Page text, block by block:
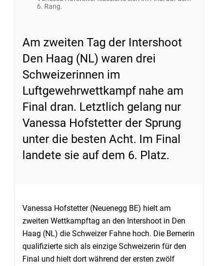
6. Rang.
Am zweiten Tag der Intershoot
Den Haag (NL) waren drei
Schweizerinnen im
Luftgewehrwettkampf nahe am
Final dran. Letztlich gelang nur
Vanessa Hofstetter der Sprung
unter die besten Acht. Im Final
landete sie auf dem 6. Platz.
Vanessa Hofstetter (Neuenegg BE) hielt am
zweiten Wettkampftag an den Intershoot in Den
Haag (NL) die Schweizer Fahne hoch. Die Bernerin
qualifizierte sich als einzige Schweizerin für den
Final und hielt dort während der ersten zwölf